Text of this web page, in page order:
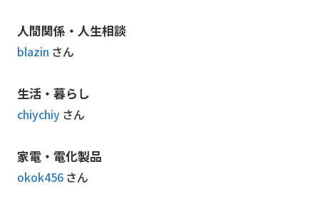
人間関係・人生相談
blazin さん
生活・暮らし
chiychiy さん
家電・電化製品
okok456 さん